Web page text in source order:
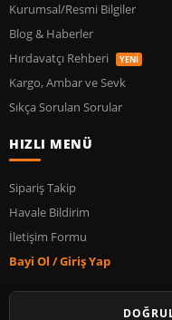
Kurumsal/Resmi Bilgiler
Blog & Haberler
Hırdavatçı Rehberi
YENİ
Kargo, Ambar ve Sevk
Sıkça Sorulan Sorular
HIZLI MENÜ
Sipariş Takip
Havale Bildirim
İletişim Formu
Bayi Ol / Giriş Yap